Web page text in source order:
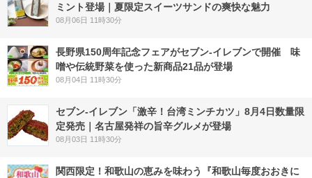
ミント登場｜夏限定スイーツサンドの爽快な魅力
08月06日 11時30分
長野県150周年記念フェアがセブン-イレブンで開催 味
噌や伝統野菜を使った新商品21品が登場
08月04日 11時30分
セブン-イレブン「激辛！台湾ミンチカツ」8月4日数量限
定発売｜名古屋発祥の旨辛グルメが登場
08月03日 11時30分
関西限定！和歌山の恵みを味わう『和歌山毎度おおきに